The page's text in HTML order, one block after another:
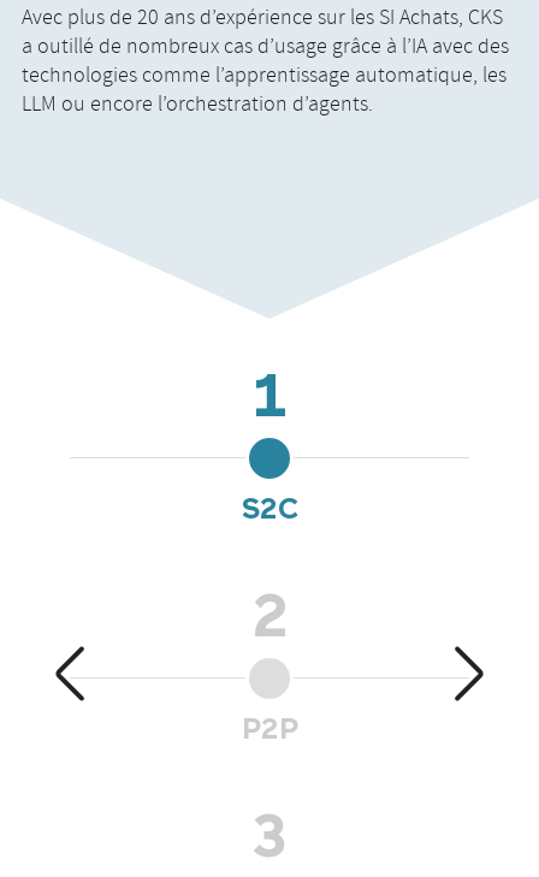
Avec plus de 20 ans d’expérience sur les SI Achats, CKS
a outillé de nombreux cas d’usage grâce à l’IA avec des
technologies comme l’apprentissage automatique, les
LLM ou encore l’orchestration d’agents.
1
S2C
2
P2P
3